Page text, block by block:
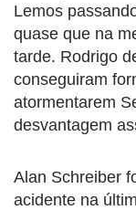
Lemos
quase que na
tarde. Rodrigo
conseguiram
atormentarem
desvantagem
Alan Schreiber
acidente na